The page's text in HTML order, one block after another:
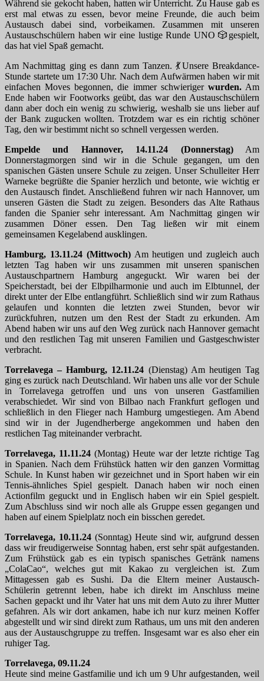
Während sie gekocht haben, hatten wir Unterricht. Zu Hause gab es
erst mal etwas zu essen, bevor meine Freunde, die auch beim
Austausch dabei sind, vorbeikamen. Zusammen mit unseren
Austauschschülern haben wir eine lustige Runde UNO 🎲gespielt,
das hat viel Spaß gemacht.
Am Nachmittag ging es dann zum Tanzen. 💃Unsere Breakdance-
Stunde startete um 17:30 Uhr. Nach dem Aufwärmen haben wir mit
einfachen Moves begonnen, die immer schwieriger wurden.Am
Ende haben wir Footworks geübt, das war den Austauschschülern
dann aber doch ein wenig zu schwierig, weshalb sie uns lieber auf
der Bank zugucken wollten. Trotzdem war es ein richtig schöner
Tag, den wir bestimmt nicht so schnell vergessen werden.
Empelde und Hannover, 14.11.24 (Donnerstag)Am
Donnerstagmorgen sind wir in die Schule gegangen, um den
spanischen Gästen unsere Schule zu zeigen. Unser Schulleiter Herr
Warneke begrüßte die Spanier herzlich und betonte, wie wichtig er
den Austausch findet. Anschließend fuhren wir nach Hannover, um
unseren Gästen die Stadt zu zeigen. Besonders das Alte Rathaus
fanden die Spanier sehr interessant. Am Nachmittag gingen wir
zusammen Döner essen. Den Tag ließen wir mit einem
gemeinsamen Kegelabend ausklingen.
Hamburg, 13.11.24 (Mittwoch)Am heutigen und zugleich auch
letzten Tag haben wir uns zusammen mit unseren spanischen
Austauschpartnern Hamburg angeguckt. Wir waren bei der
Speicherstadt, bei der Elbpilharmonie und auch im Elbtunnel, der
direkt unter der Elbe entlangführt. Schließlich sind wir zum Rathaus
gelaufen und konnten die letzten zwei Stunden, bevor wir
zurückfuhren, nutzen um den Rest der Stadt zu erkunden. Am
Abend haben wir uns auf den Weg zurück nach Hannover gemacht
und den restlichen Tag mit unseren Familien und Gastgeschwister
verbracht.
Torrelavega – Hamburg, 12.11.24 (Dienstag) Am heutigen Tag
ging es zurück nach Deutschland. Wir haben uns alle vor der Schule
in Torrelavega getroffen und uns von unseren Gastfamilien
verabschiedet. Wir sind von Bilbao nach Frankfurt geflogen und
schließlich in den Flieger nach Hamburg umgestiegen. Am Abend
sind wir in der Jugendherberge angekommen und haben den
restlichen Tag miteinander verbracht.
Torrelavega, 11.11.24(Montag) Heute war der letzte richtige Tag
in Spanien. Nach dem Frühstück hatten wir den ganzen Vormittag
Schule. In Kunst haben wir gezeichnet und in Sport haben wir ein
Tennis-ähnliches Spiel gespielt. Danach haben wir noch einen
Actionfilm geguckt und in Englisch haben wir ein Spiel gespielt.
Zum Abschluss sind wir noch alle als Gruppe essen gegangen und
haben auf einem Spielplatz noch ein bisschen geredet.
Torrelavega, 10.11.24 (Sonntag) Heute sind wir, aufgrund dessen
dass wir freudigerweise Sonntag haben, erst sehr spät aufgestanden.
Zum Frühstück gab es ein typisch spanisches Getränk namens
„ColaCao“, welches gut mit Kakao zu vergleichen ist. Zum
Mittagessen gab es Sushi. Da die Eltern meiner Austausch-
Schülerin getrennt leben, habe ich direkt im Anschluss meine
Sachen gepackt und ihr Vater hat uns mit dem Auto zu ihrer Mutter
gefahren. Als wir dort ankamen, habe ich nur kurz meinen Koffer
abgestellt und wir sind direkt zum Rathaus, um uns mit den anderen
aus der Austauschgruppe zu treffen. Insgesamt war es also eher ein
ruhiger Tag.
Torrelavega, 09.11.24
Heute sind meine Gastfamilie und ich um 9 Uhr aufgestanden, weil